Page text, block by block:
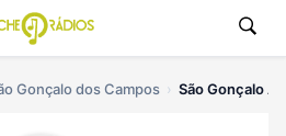
Gonçalo dos Campos São Gonçalo